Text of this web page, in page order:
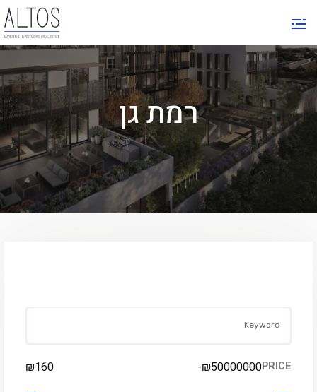
רמת גן
PRICE
₪160 -₪50000000